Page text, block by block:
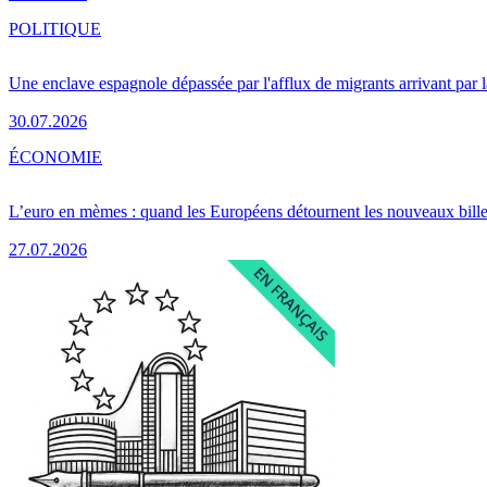
Une enclave espagnole dépassée par l'afflux de migrants arrivant par
30.07.2026
POLITIQUE
L’euro en mèmes : quand les Européens détournent les nouveaux
27.07.2026
ÉCONOMIE